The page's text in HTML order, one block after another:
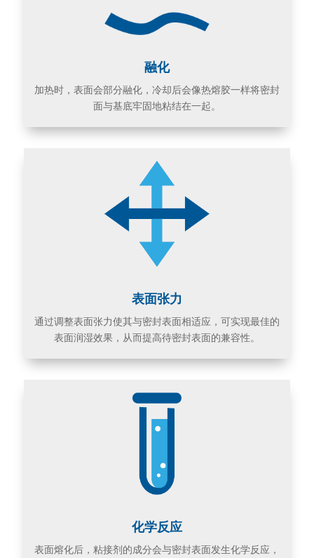
融化
加热时，表面会部分融化，冷却后会像热熔胶一样将密封
面与基底牢固地粘结在一起。
表面张力
通过调整表面张力使其与密封表面相适应，可实现最佳的
表面润湿效果，从而提高待密封表面的兼容性。
化学反应
表面熔化后，粘接剂的成分会与密封表面发生化学反应，